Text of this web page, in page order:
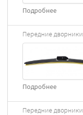
Подробнее
Передние дворники
Подробнее
Передние дворники